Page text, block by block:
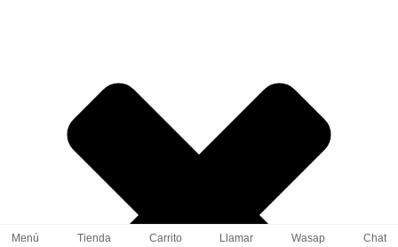
Menú Tienda Carrito Llamar Wasap Chat